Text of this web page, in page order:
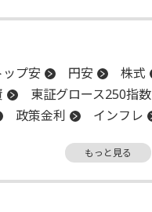
ップ安 円安 株式
東証グロース250指数
政策金利 インフレ
続伸 続落
もっと見る